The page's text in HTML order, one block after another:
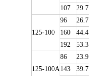
107
29.7
125-100
96
26.7
160
44.4
192
53.3
125-100A
86
23.9
143
39.7